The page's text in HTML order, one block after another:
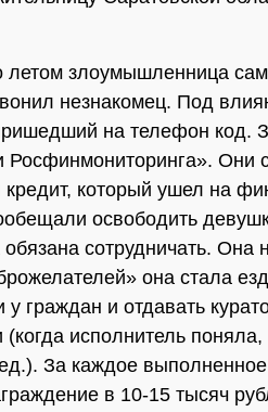
летом злоумышленница
незнакомец. Под
на телефон код.
Росфинмониторинга». Они
который ушел на
освободить
сотрудничать. Она
она стала
у граждан и отдавать
(когда исполнитель
За каждое
в 10-15 тысяч